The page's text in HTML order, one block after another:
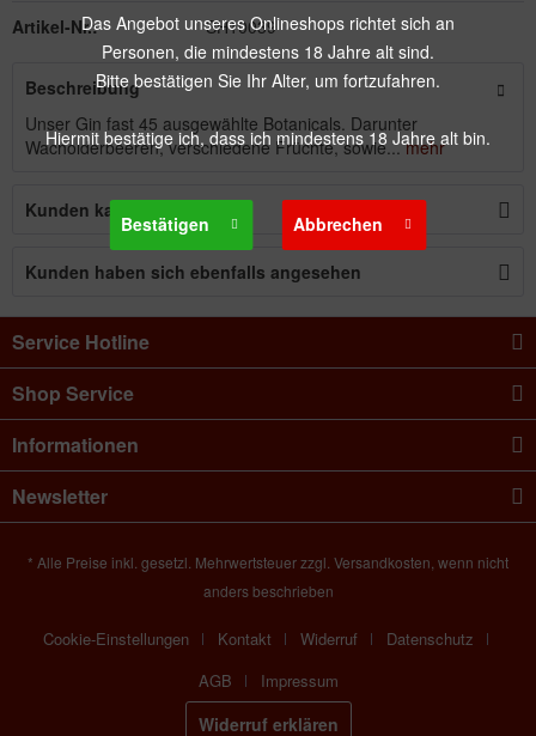
Artikel-Nr.: SH10039
Beschreibung
Unser Gin fast 45 ausgewählte Botanicals. Darunter
Wacholderbeeren, verschiedene Früchte, sowie...mehr
Kunden kauften auch
Kunden haben sich ebenfalls angesehen
Service Hotline
Shop Service
Informationen
Newsletter
* Alle Preise inkl. gesetzl. Mehrwertsteuer zzgl. Versandkosten, wenn nicht
anders beschrieben
Cookie-Einstellungen Kontakt Widerruf
Datenschutz
AGB
Impressum
Widerruf erklären
Das Angebot unseres Onlineshops richtet sich an
Personen, die mindestens 18 Jahre alt sind.
Bitte bestätigen Sie Ihr Alter, um fortzufahren.
Hiermit bestätige ich, dass ich mindestens 18 Jahre alt bin.
Bestätigen Abbrechen